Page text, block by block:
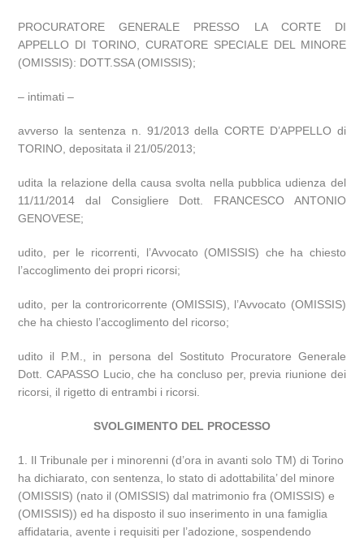
PROCURATORE GENERALE PRESSO LA CORTE DI
APPELLO DI TORINO, CURATORE SPECIALE DEL MINORE
(OMISSIS): DOTT.SSA (OMISSIS);
– intimati –
avverso la sentenza n. 91/2013 della CORTE D’APPELLO di
TORINO, depositata il 21/05/2013;
udita la relazione della causa svolta nella pubblica udienza del
11/11/2014 dal Consigliere Dott. FRANCESCO ANTONIO
GENOVESE;
udito, per le ricorrenti, l’Avvocato (OMISSIS) che ha chiesto
l’accoglimento dei propri ricorsi;
udito, per la controricorrente (OMISSIS), l’Avvocato (OMISSIS)
che ha chiesto l’accoglimento del ricorso;
udito il P.M., in persona del Sostituto Procuratore Generale
Dott. CAPASSO Lucio, che ha concluso per, previa riunione dei
ricorsi, il rigetto di entrambi i ricorsi.
SVOLGIMENTO DEL PROCESSO
1. Il Tribunale per i minorenni (d’ora in avanti solo TM) di Torino
ha dichiarato, con sentenza, lo stato di adottabilita’ del minore
(OMISSIS) (nato il (OMISSIS) dal matrimonio fra (OMISSIS) e
(OMISSIS)) ed ha disposto il suo inserimento in una famiglia
affidataria, avente i requisiti per l’adozione, sospendendo